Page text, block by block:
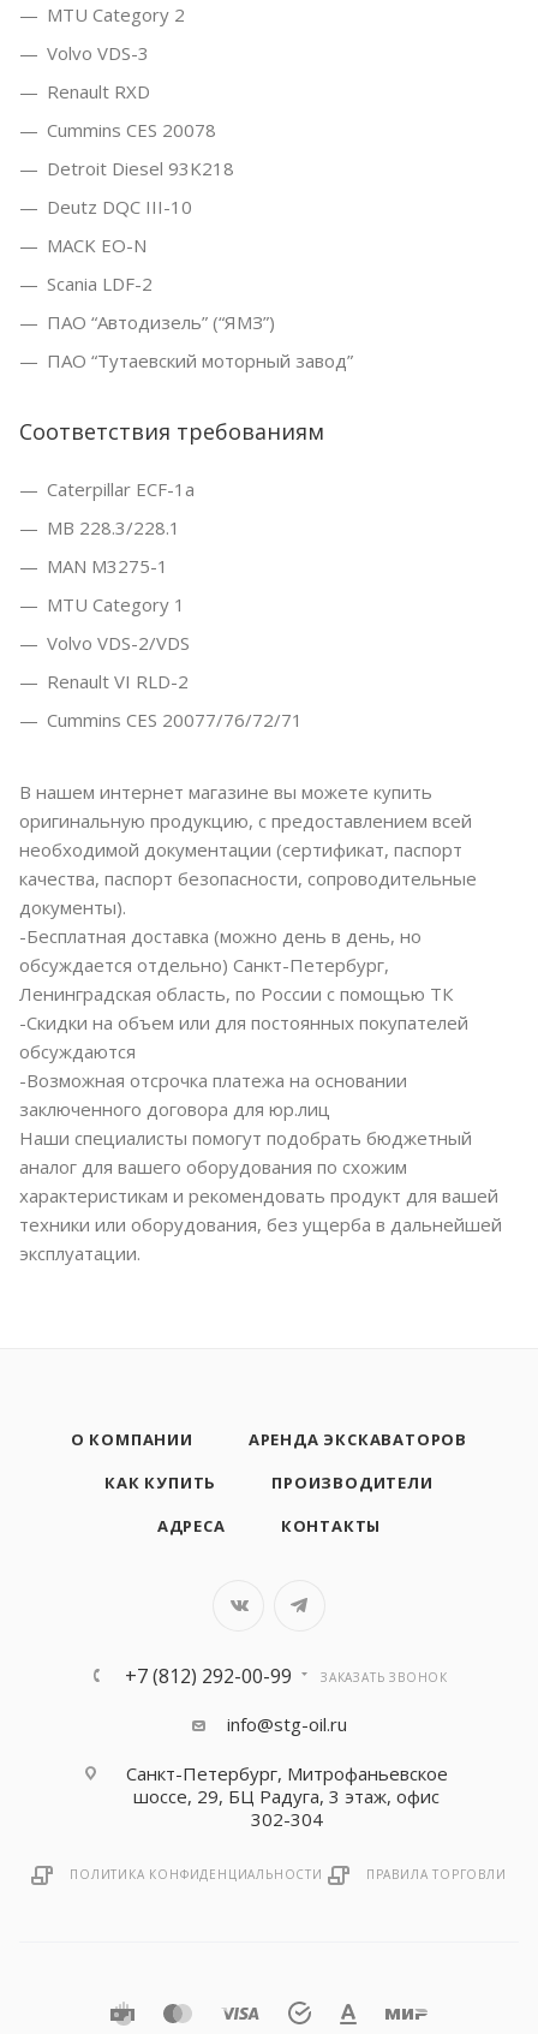
MTU Category 2
Volvo VDS-3
Renault RXD
Cummins CES 20078
Detroit Diesel 93K218
Deutz DQC III-10
MACK EO-N
Scania LDF-2
ПАО “Автодизель” (“ЯМЗ”)
ПАО “Тутаевский моторный завод”
Соответствия требованиям
Caterpillar ECF-1a
MB 228.3/228.1
MAN M3275-1
MTU Category 1
Volvo VDS-2/VDS
Renault VI RLD-2
Cummins CES 20077/76/72/71
В нашем интернет магазине вы можете купить
оригинальную продукцию, с предоставлением всей
необходимой документации (сертификат, паспорт
качества, паспорт безопасности, сопроводительные
документы).
-Бесплатная доставка (можно день в день, но
обсуждается отдельно) Санкт-Петербург,
Ленинградская область, по России с помощью ТК
-Скидки на объем или для постоянных покупателей
обсуждаются
-Возможная отсрочка платежа на основании
заключенного договора для юр.лиц
Наши специалисты помогут подобрать бюджетный
аналог для вашего оборудования по схожим
характеристикам и рекомендовать продукт для вашей
техники или оборудования, без ущерба в дальнейшей
эксплуатации.
О КОМПАНИИ
АРЕНДА ЭКСКАВАТОРОВ
КАК КУПИТЬ
ПРОИЗВОДИТЕЛИ
АДРЕСА
КОНТАКТЫ
+7 (812) 292-00-99 ЗАКАЗАТЬ ЗВОНОК
info@stg-oil.ru
Санкт-Петербург, Митрофаньевское
шоссе, 29, БЦ Радуга, 3 этаж, офис
302-304
ПОЛИТИКА КОНФИДЕНЦИАЛЬНОСТИ ПРАВИЛА ТОРГОВЛИ